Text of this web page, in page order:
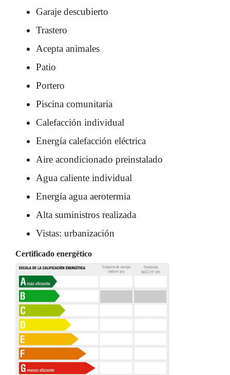
Garaje descubierto
Trastero
Acepta animales
Patio
Portero
Piscina comunitaria
Calefacción individual
Energía calefacción eléctrica
Aire acondicionado preinstalado
Agua caliente individual
Energía agua aerotermia
Alta suministros realizada
Vistas: urbanización
Certificado energético